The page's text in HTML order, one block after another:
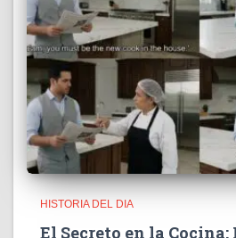
HISTORIA DEL DIA
El Secreto en la Cocina: